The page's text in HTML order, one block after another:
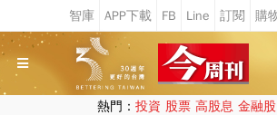
熱門： 投資 股票 高股息 金融股